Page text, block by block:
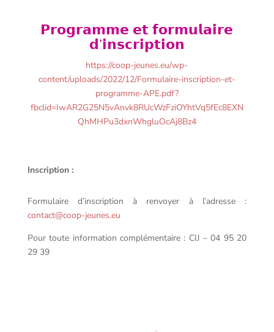
𝗣𝗿𝗼𝗴𝗿𝗮𝗺𝗺𝗲 𝗲𝘁 𝗳𝗼𝗿𝗺𝘂𝗹𝗮𝗶𝗿𝗲
𝗱’𝗶𝗻𝘀𝗰𝗿𝗶𝗽𝘁𝗶𝗼𝗻
https://coop-jeunes.eu/wp-
content/uploads/2022/12/Formulaire-inscription-et-
programme-APE.pdf?
fbclid=IwAR2G25N5vAnvk8RUcWzFziOYhtVq5fEc8EXN
QhMHPu3dxnWhgluOcAj8Bz4
Inscription :
Formulaire d’inscription à renvoyer à l’adresse :
contact@coop-jeunes.eu
Pour toute information complémentaire : CIJ – 04 95 20
29 39